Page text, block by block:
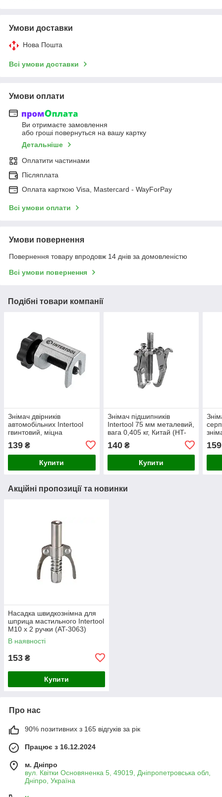
Умови доставки
Нова Пошта
Всі умови доставки
Умови оплати
Ви отримаєте замовлення
або гроші повернуться на вашу картку
Детальніше
Оплатити частинами
Післяплата
Оплата карткою Visa, Mastercard - WayForPay
Всі умови оплати
Умови повернення
Повернення товару впродовж 14 днів за домовленістю
Всі умови повернення
Подібні товари компанії
Знімач двірників
автомобільних Intertool
гвинтовий, міцна
(HT-7034)
139 ₴
Купити
Знімач підшипників
Intertool 75 мм металевий,
вага 0,405 кг, Китай (HT-
140₴
Купити
159
Акційні пропозиції та новинки
Насадка швидкознімна для
шприца мастильного Intertool
M10 x 2 ручки (AT-3063)
В наявності
153 ₴
Купити
Про нас
90% позитивних з 165 відгуків за рік
Працює з 16.12.2024
м. Дніпро
вул. Квітки Основяненка 5, 49019, Дніпропетровська обл,
Дніпро, Україна